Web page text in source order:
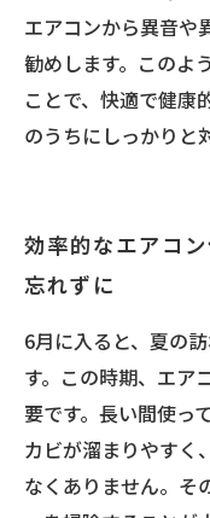
エアコンから異音や
勧めします。このよ
ことで、快適で健康
のうちにしっかりと
効率的なエアコ
忘れずに
6月に入ると、夏の
す。この時期、エア
要です。長い間使っ
カビが溜まりやすく
なくありません。そ